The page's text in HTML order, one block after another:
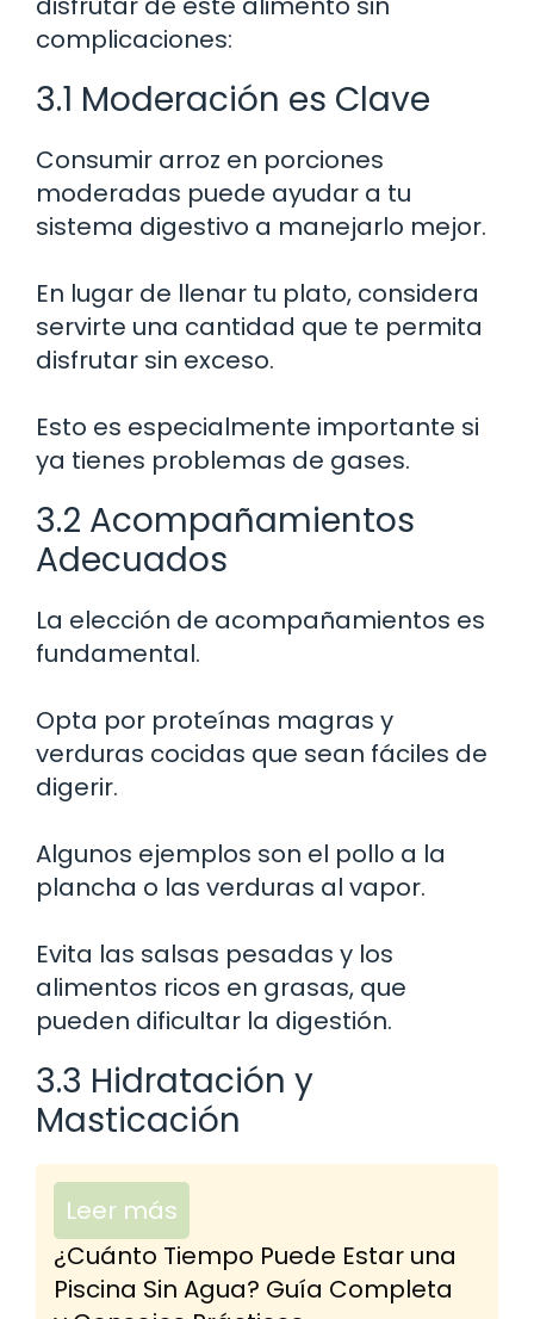
complicaciones:
3.1 Moderación es Clave
Consumir arroz en porciones
moderadas puede ayudar a tu
sistema digestivo a manejarlo mejor.
En lugar de llenar tu plato, considera
servirte una cantidad que te permita
disfrutar sin exceso.
Esto es especialmente importante si
ya tienes problemas de gases.
3.2 Acompañamientos
Adecuados
La elección de acompañamientos es
fundamental.
Opta por proteínas magras y
verduras cocidas que sean fáciles de
digerir.
Algunos ejemplos son el pollo a la
plancha o las verduras al vapor.
Evita las salsas pesadas y los
alimentos ricos en grasas, que
pueden dificultar la digestión.
3.3 Hidratación y
Masticación
Leer más
¿Cuánto Tiempo Puede Estar una
Piscina Sin Agua? Guía Completa